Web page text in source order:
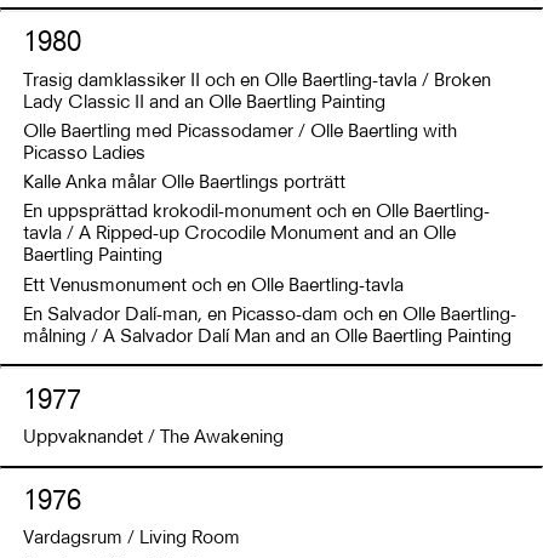
1980
Trasig damklassiker II och en Olle Baertling-tavla / Broken
Lady Classic II and an Olle Baertling Painting
Olle Baertling med Picassodamer / Olle Baertling with
Picasso Ladies
Kalle Anka målar Olle Baertlings porträtt
En uppsprättad krokodil-monument och en Olle Baertling-
tavla / A Ripped-up Crocodile Monument and an Olle
Baertling Painting
Ett Venusmonument och en Olle Baertling-tavla
En Salvador Dalí-man, en Picasso-dam och en Olle Baertling-
målning / A Salvador Dalí Man and an Olle Baertling Painting
1977
Uppvaknandet / The Awakening
1976
Vardagsrum / Living Room